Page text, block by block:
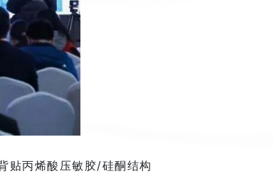
贴丙烯酸压敏胶/硅酮结构